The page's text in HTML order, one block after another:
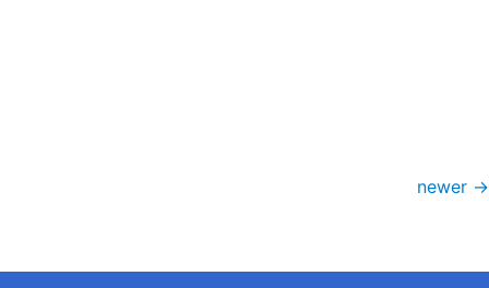
newer →